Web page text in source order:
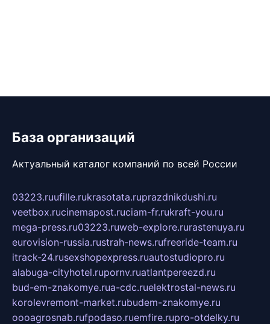
База организаций
Актуальный каталог компаний по всей России
03223.ruufille.rukrasotata.ruprazdnikdushi.ru
veetbox.rucinemapost.ruciam-fr.rukraft-you.ru
mega-press.ru03223.ruweb-explore.rurastenuya.ru
eurovision-russia.rustrah-news.rufreeride-team.ru
itrack-24.rusexshopexpress.ruautostudiopro.ru
alabuga-cityhotel.rupornv.ruatlantpereezd.ru
bud-em-znakomye.rua-cdc.ruelektrostal-news.ru
korolevremont-market.rubudem-znakomye.ru
oooagrosnab.rufpodaso.ruemfire.rupro-otdelky.ru